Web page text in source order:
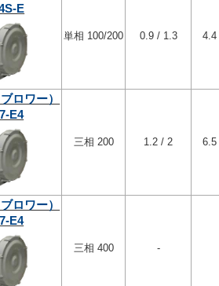
E
単相 100/200 0.9 / 1.3 4.4
ロワー）
E4
三相 200 1.2 / 2 6.5
ロワー）
E4
三相 400 -